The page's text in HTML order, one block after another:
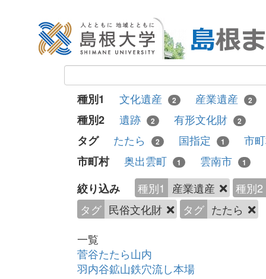
種別1 文化遺産 2 産業遺産 2
種別2 遺跡 2 有形文化財 2
タグ たたら 2 国指定 1
市
市町村
奥出雲町 1 雲南市 1
絞り込み 種別1 産業遺産
種別2
タグ 民俗文化財 タグ たたら
一覧
菅谷たたら山内
羽内谷鉱山鉄穴流し本場